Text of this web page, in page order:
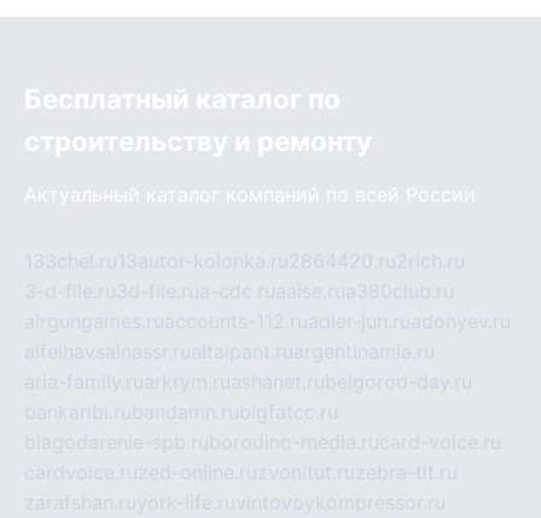
Бесплатный каталог по
строительству и ремонту
Актуальный каталог компаний по всей России
133chel.ru13autor-kolonka.ru2864420.ru2rich.ru
3-d-file.ru3d-file.rua-cdc.ruaalse.rua380club.ru
airgungames.ruaccounts-112.ruadler-jun.ruadonyev.ru
alfeihavsalnassr.rualtaipant.ruargentinamia.ru
aria-family.ruarkrym.ruashanet.rubelgorod-day.ru
bankaribi.rubandamn.rubigfatcc.ru
blagodarenie-spb.ruborodino-media.rucard-voice.ru
cardvoice.ruzed-online.ruzvonitut.ruzebra-tlt.ru
zarafshan.ruyork-life.ruvintovoykompressor.ru